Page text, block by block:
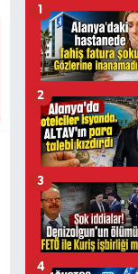
1
2
3
4